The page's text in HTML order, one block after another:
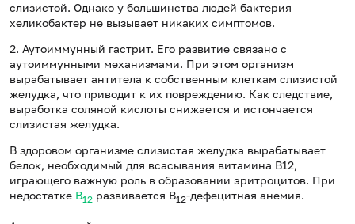
слизистой. Однако у большинства людей бактерия
хеликобактер не вызывает никаких симптомов.
2. Аутоиммунный гастрит. Его развитие связано с
аутоиммунными механизмами. При этом организм
вырабатывает антитела к собственным клеткам слизистой
желудка, что приводит к их повреждению. Как следствие,
выработка соляной кислоты снижается и истончается
слизистая желудка.
В здоровом организме слизистая желудка вырабатывает
белок, необходимый для всасывания витамина В12,
играющего важную роль в образовании эритроцитов. При
недостатке В12 развивается В12-дефецитная анемия.